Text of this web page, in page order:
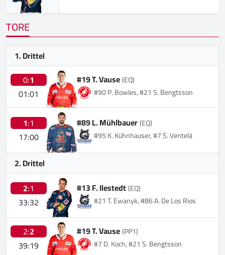
TORE
1. Drittel
0:1
01:01
#19 T. Vause(EQ)
#90 P. Bowles, #21 S. Bengtsson
1:1
17:00
#89 L. Mühlbauer(EQ)
#95 K. Kühnhauser, #7 S. Ventelä
2. Drittel
2:1
33:32
#13 F. Ilestedt(EQ)
#21 T. Ewanyk, #86 A. De Los Rios
2:2
39:19
#19 T. Vause(PP1)
#7 D. Koch, #21 S. Bengtsson